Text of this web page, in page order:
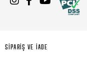
SİPARİŞ VE İADE